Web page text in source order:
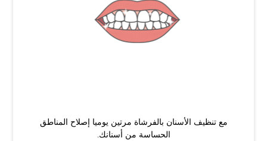
مع تنظيف الأسنان بالفرشاة مرتين يوميا إصلاح المناطق
الحساسة من أسنانك.